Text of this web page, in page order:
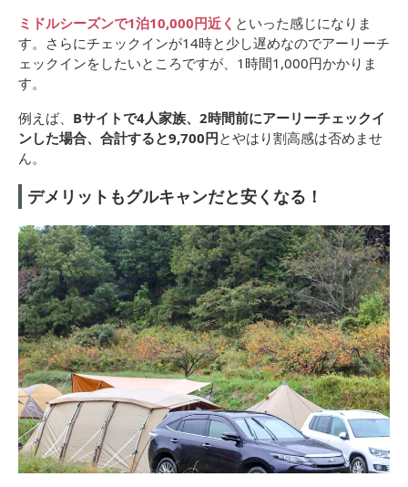
ミドルシーズンで1泊10,000円近く といった感じになりま
す。さらにチェックインが14時と少し遅めなのでアーリーチ
ェックインをしたいところですが、1時間1,000円かかりま
す。
例えば、 Bサイトで4人家族、2時間前にアーリーチェックイ
ンした場合、合計すると9,700円とやはり割高感は否めませ
ん。
デメリットもグルキャンだと安くなる！